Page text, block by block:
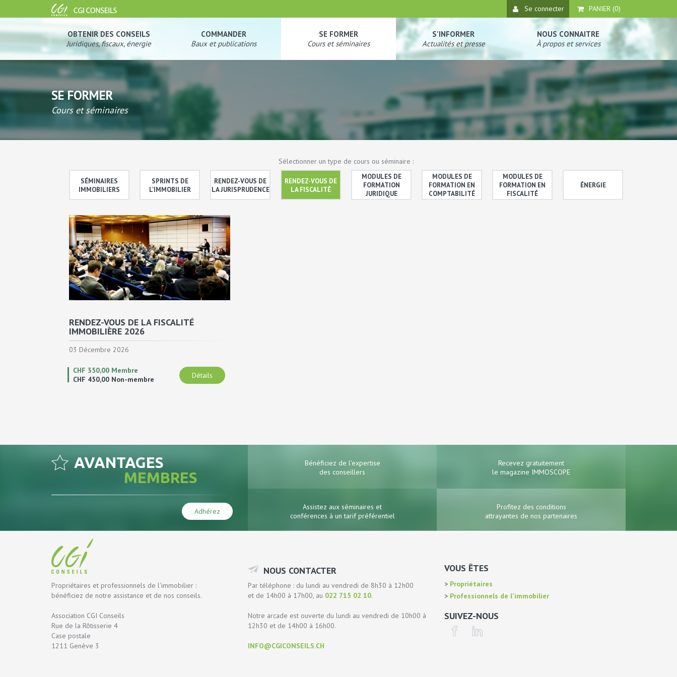
Se connecter PANIER (0)
OBTENIR DES CONSEILS
Juridiques, fiscaux, énergie
COMMANDER
Baux et publications
SE FORMER
Cours et séminaires
S'INFORMER
Actualités et presse
NOUS CONNAITRE
À propos et services
SE FORMER
Cours et séminaires
Sélectionner un type de cours ou séminaire :
SÉMINAIRES
IMMOBILIERS
SPRINTS DE
L'IMMOBILIER
RENDEZ-VOUS DE
LA JURISPRUDENCE
RENDEZ-VOUS DE
LA FISCALITÉ
MODULES DE
FORMATION
JURIDIQUE
MODULES DE
FORMATION EN
COMPTABILITÉ
MODULES DE
FORMATION EN
FISCALITÉ
ÉNERGIE
RENDEZ-VOUS DE LA FISCALITÉ
IMMOBILIÈRE 2026
03 Décembre 2026
CHF 350,00 Membre
CHF 450,00 Non-membre
Détails
AVANTAGES
MEMBRES
Adhérez
Bénéficiez de l'expertise
des conseillers
Recevez gratuitement
le magazine IMMOSCOPE
Assistez aux séminaires et
conférences à un tarif préférentiel
Profitez des conditions
attrayantes de nos partenaires
Propriétaires et professionnels de l'immobilier :
bénéficiez de notre assistance et de nos conseils.
Association CGI Conseils
Rue de la Rôtisserie 4
Case postale
1211 Genève 3
NOUS CONTACTER
Par téléphone : du lundi au vendredi de 8h30 à 12h00
et de 14h00 à 17h00, au 022 715 02 10.
Notre arcade est ouverte du lundi au vendredi de 10h00 à
12h30 et de 14h00 à 16h00.
INFO@CGICONSEILS.CH
VOUS ÊTES
Propriétaires
Professionnels de l'immobilier
SUIVEZ-NOUS